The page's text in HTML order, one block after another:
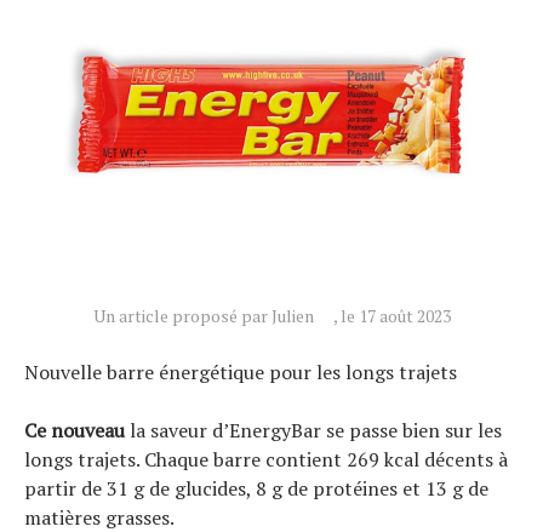
Un article proposé par Julien , le 17 août 2023
Nouvelle barre énergétique pour les longs trajets
Ce nouveau la saveur d’EnergyBar se passe bien sur les
longs trajets. Chaque barre contient 269 kcal décents à
partir de 31 g de glucides, 8 g de protéines et 13 g de
matières grasses.
Tests de produits
Conseils
Tendances